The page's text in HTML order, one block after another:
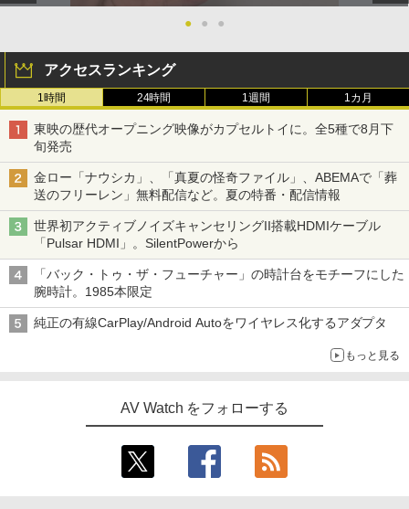
● ● ●
アクセスランキング
1時間 24時間 1週間 1カ月
東映の歴代オープニング映像がカプセルトイに。全5種で8月下
旬発売
金ロー「ナウシカ」、「真夏の怪奇ファイル」、ABEMAで「葬
送のフリーレン」無料配信など。夏の特番・配信情報
世界初アクティブノイズキャンセリングII搭載HDMIケーブル
「Pulsar HDMI」。SilentPowerから
「バック・トゥ・ザ・フューチャー」の時計台をモチーフにした
腕時計。1985本限定
純正の有線CarPlay/Android Autoをワイヤレス化するアダプタ
もっと見る
AV Watch をフォローする